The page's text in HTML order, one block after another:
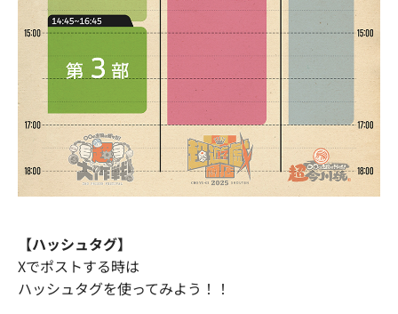
【ハッシュタグ】
Xでポストする時は
ハッシュタグを使ってみよう！！